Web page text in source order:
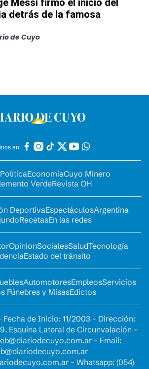
Messi firmó el inicio del
detrás de la famosa
de Cuyo
en:
PolíticaEconomíaCuyo Minero
VerdeRevista OH
DeportivaEspectáculosArgentina
RecetasEn las redes
OpinionSocialesSaludTecnología
Estado del tránsito
AutomotoresEmpleosServicios
Fúnebres y MisasEdictos
Fecha de Inicio: 11/2003 - Dirección:
Esquina Lateral de Circunvalación -
- Email:
- Whatsapp: (054)